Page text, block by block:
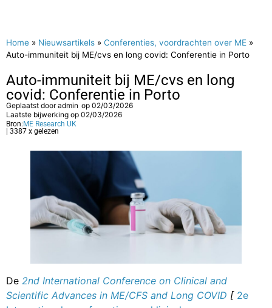
Home » Nieuwsartikels » Conferenties, voordrachten over ME »
Auto-immuniteit bij ME/cvs en long covid: Conferentie in Porto
Auto-immuniteit bij ME/cvs en long
covid: Conferentie in Porto
Geplaatst dooradmin op 02/03/2026
Laatste bijwerking op 02/03/2026
Bron: ME Research UK
| 3387 x gelezen
De 2nd International Conference on Clinical and
Scientific Advances in ME/CFS and Long COVID [2e